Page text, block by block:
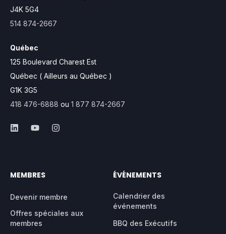
J4K 5G4
514 874-2667
Québec
125 Boulevard Charest Est
Québec ( Ailleurs au Québec )
G1K 3G5
418 476-6888 ou 1 877 874-2667
MEMBRES
Devenir membre
Offres spéciales aux
membres
ÉVÉNEMENTS
Calendrier des
événements
BBQ des Exécutifs